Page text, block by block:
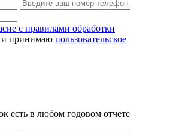
с правилами обработки
и принимаю пользовательское
есть в любом годовом отчете